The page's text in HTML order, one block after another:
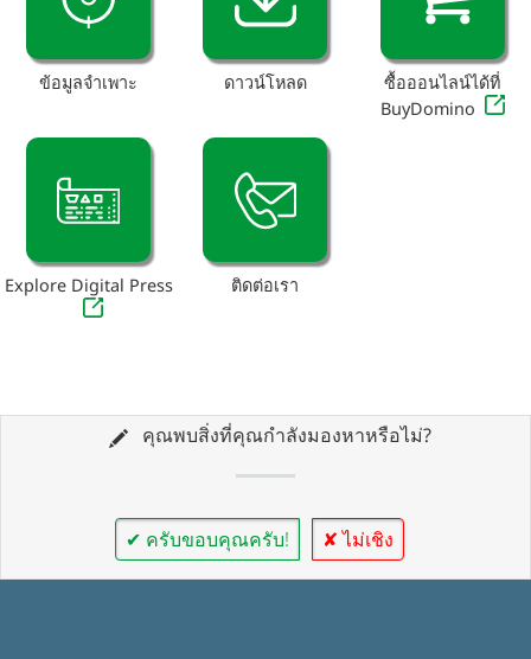
ข้อมูลจำเพาะ ดาวน์โหลด
ซื้อออนไลน์ได้ที่
BuyDomino
Explore Digital Press ติดต่อเรา
คุณพบสิ่งที่คุณกำลังมองหาหรือไม่?
✔ ครับขอบคุณครับ! ✘ ไม่เชิง